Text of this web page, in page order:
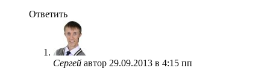
Ответить
Сергей автор 29.09.2013 в 4:15 пп